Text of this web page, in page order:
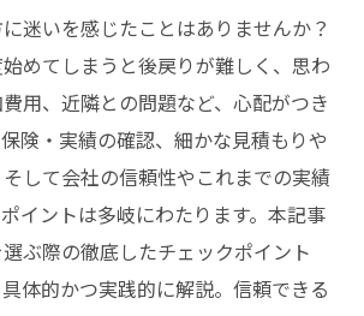
迷いを感じたことはありませんか？
めてしまうと後戻りが難しく、思わ
用、近隣との問題など、心配がつき
険・実績の確認、細かな見積もりや
して会社の信頼性やこれまでの実績
イントは多岐にわたります。本記事
ぶ際の徹底したチェックポイント
体的かつ実践的に解説。信頼できる